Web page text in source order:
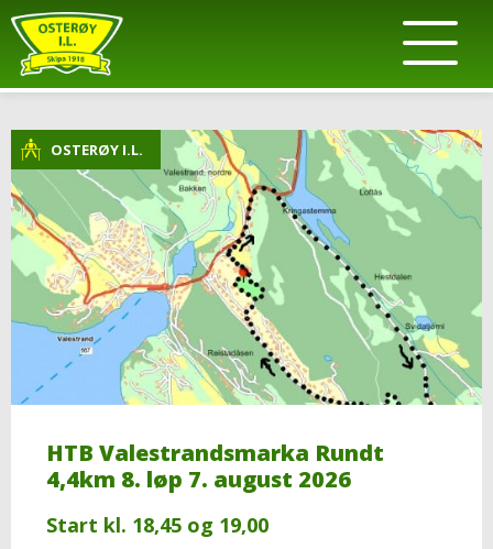
OSTERØY I.L.
HTB Valestrandsmarka Rundt
4,4km 8. løp 7. august 2026
Start kl. 18,45 og 19,00